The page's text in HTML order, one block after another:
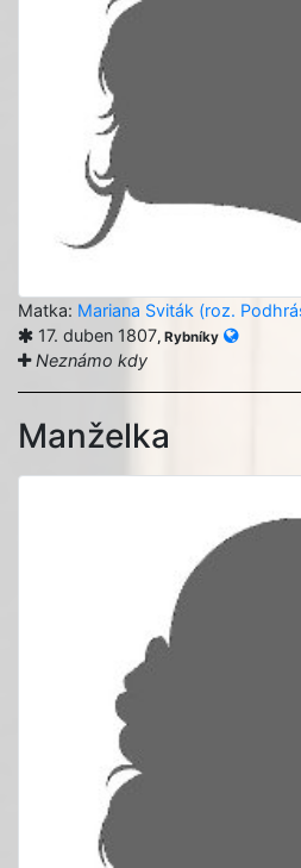
Matka: Mariana Sviták (roz.
17. duben 1807, Rybníky
Neznámo kdy
Manželka